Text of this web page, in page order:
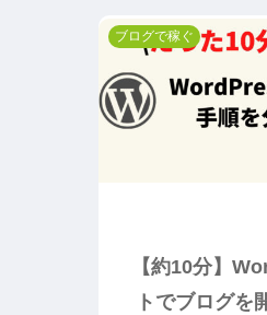
ブログで稼ぐ
【約10分】
トでブログを